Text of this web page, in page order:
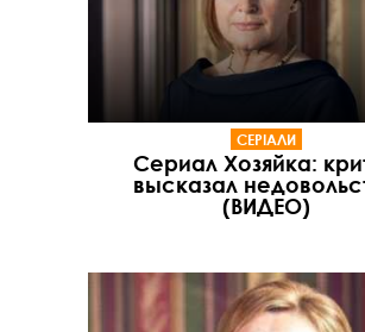
СЕРІАЛИ
Сериал Хозяйка:
высказал
(ВИДЕО)